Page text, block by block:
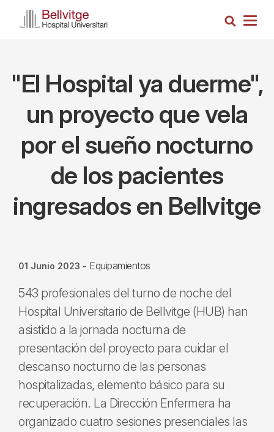
Busca
"El Hospital ya duerme",
un proyecto que vela
por el sueño nocturno
de los pacientes
ingresados en Bellvitge
01 Junio 2023 - Equipamientos
543 profesionales del turno de noche del
Hospital Universitario de Bellvitge (HUB) han
asistido a la jornada nocturna de
presentación del proyecto para cuidar el
descanso nocturno de las personas
hospitalizadas, elemento básico para su
recuperación. La Dirección Enfermera ha
organizado cuatro sesiones presenciales las